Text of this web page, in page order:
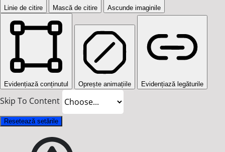
Linie de citire Mască de citire Ascunde imaginile
Evidențiază conținutul Oprește animațiile Evidențiază legăturile
Skip To Content
Resetează setările